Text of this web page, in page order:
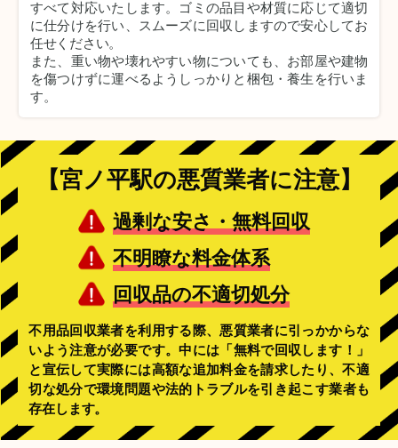
すべて対応いたします。 ゴミの品目や材質に応じて適切
に仕分けを行い、スムーズに回収しますので安心してお
任せください。
また、重い物や壊れやすい物についても、お部屋や建物
を傷つけずに運べるようしっかりと梱包・養生を行いま
す。
【宮ノ平駅の悪質業者に注意】
過剰な安さ・無料回収
不明瞭な料金体系
回収品の不適切処分
不用品回収業者を利用する際、悪質業者に引っかからな
いよう注意が必要です。中には「無料で回収します！」
と宣伝して実際には高額な追加料金を請求したり、不適
切な処分で環境問題や法的トラブルを引き起こす業者も
存在します。